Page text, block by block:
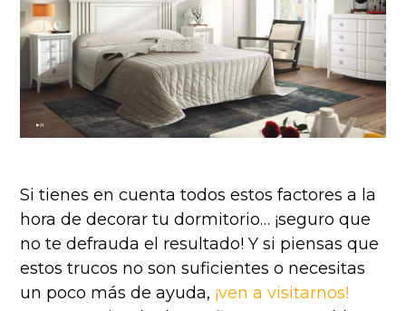
Si tienes en cuenta todos estos factores a la
hora de decorar tu dormitorio… ¡seguro que
no te defrauda el resultado! Y si piensas que
estos trucos no son suficientes o necesitas
un poco más de ayuda, ¡ven a visitarnos!